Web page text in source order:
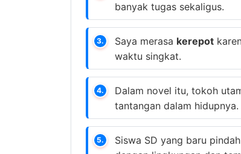
banyak tugas sekaligus.
3. Saya merasa kerepot
waktu singkat.
4. Dalam novel itu, tokoh
tantangan dalam hidupnya.
5. Siswa SD yang baru